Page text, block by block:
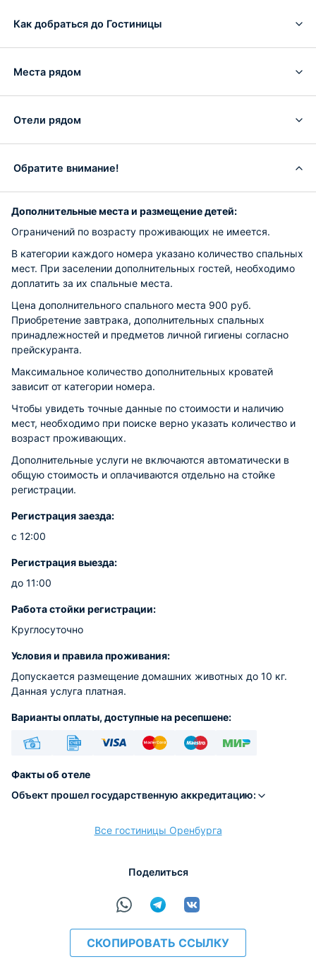
Как добраться до Гостиницы
Места рядом
Отели рядом
Обратите внимание!
Дополнительные места и размещение детей:
Ограничений по возрасту проживающих не имеется.
В категории каждого номера указано количество спальных
мест. При заселении дополнительных гостей, необходимо
доплатить за их спальные места.
Цена дополнительного спального места 900 руб.
Приобретение завтрака, дополнительных спальных
принадлежностей и предметов личной гигиены согласно
прейскуранта.
Максимальное количество дополнительных кроватей
зависит от категории номера.
Чтобы увидеть точные данные по стоимости и наличию
мест, необходимо при поиске верно указать количество и
возраст проживающих.
Дополнительные услуги не включаются автоматически в
общую стоимость и оплачиваются отдельно на стойке
регистрации.
Регистрация заезда:
с 12:00
Регистрация выезда:
до 11:00
Работа стойки регистрации:
Круглосуточно
Условия и правила проживания:
Допускается размещение домашних животных до 10 кг.
Данная услуга платная.
Варианты оплаты, доступные на ресепшене:
Факты об отеле
Объект прошел государственную аккредитацию:
Все гостиницы Оренбурга
Поделиться
СКОПИРОВАТЬ ССЫЛКУ